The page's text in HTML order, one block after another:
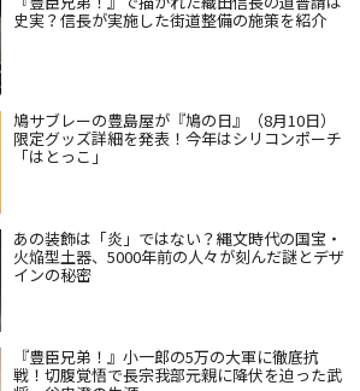
史実？信長が実施した街道整備の施策を紹介
鳩サブレーの豊島屋が『鳩の日』（8月10日）
限定グッズ詳細を発表！今年はシリコンポーチ
「はとっこ」
あの装飾は「炎」ではない？縄文時代の国宝・
火焔型土器、5000年前の人々が刻んだ謎とデザ
インの秘密
『豊臣兄弟！』小一郎の5万の大軍に徹底抗
戦！切腹覚悟で長宗我部元親に降伏を迫った武